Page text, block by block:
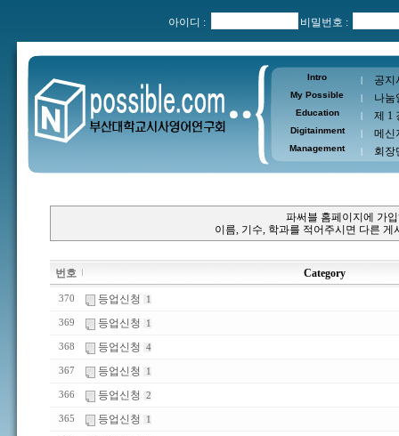
아이디 : 비밀번호 :
Intro | 공지
My Possible | 나눔
Education | 제 1
Digitainment | 메신
Management | 회장
파써블 홈페이지에 가
이름, 기수, 학과를 적어주시면 다른
번호 Category
370 등업신청 1
369 등업신청 1
368 등업신청 4
367 등업신청 1
366 등업신청 2
365 등업신청 1